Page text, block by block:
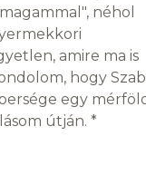
néhol
amire ma is
hogy
egy
útján. *